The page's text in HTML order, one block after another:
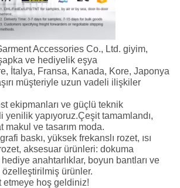
Accessories Co., Ltd. giyim,
ve hediyelik eşya
İtalya, Fransa, Kanada, Kore, Japonya
müşteriyle uzun vadeli ilişkiler
ekipmanları ve güçlü teknik
yenilik yapıyoruz.Çeşit tamamlandı,
makul ve tasarım moda.
baskı, yüksek frekanslı rozet, ısı
aksesuar ürünleri: dokuma
anahtarlıklar, boyun bantları ve
ürünler.
etmeye hoş geldiniz!